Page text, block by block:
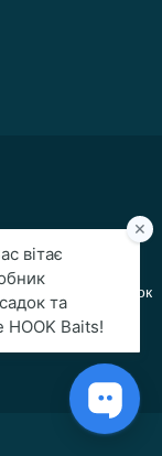
і насадок
яке створене